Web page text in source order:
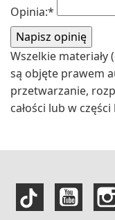
Opinia:*
Wszelkie materiały
są objęte prawem
przetwarzanie,
całości lub w